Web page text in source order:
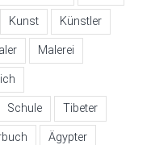
Kunst Künstler
Malerei
Schule Tibeter
Ägypter